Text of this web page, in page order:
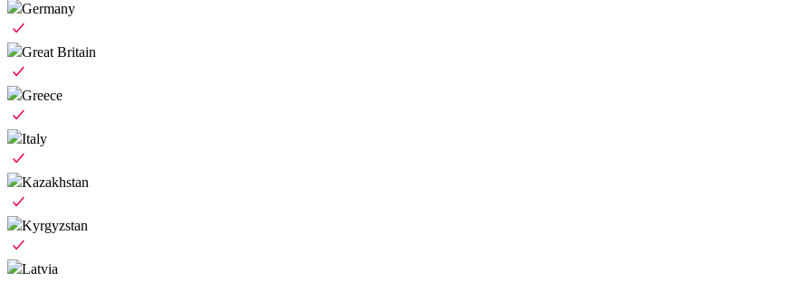
Germany
Great Britain
Greece
Italy
Kazakhstan
Kyrgyzstan
Latvia